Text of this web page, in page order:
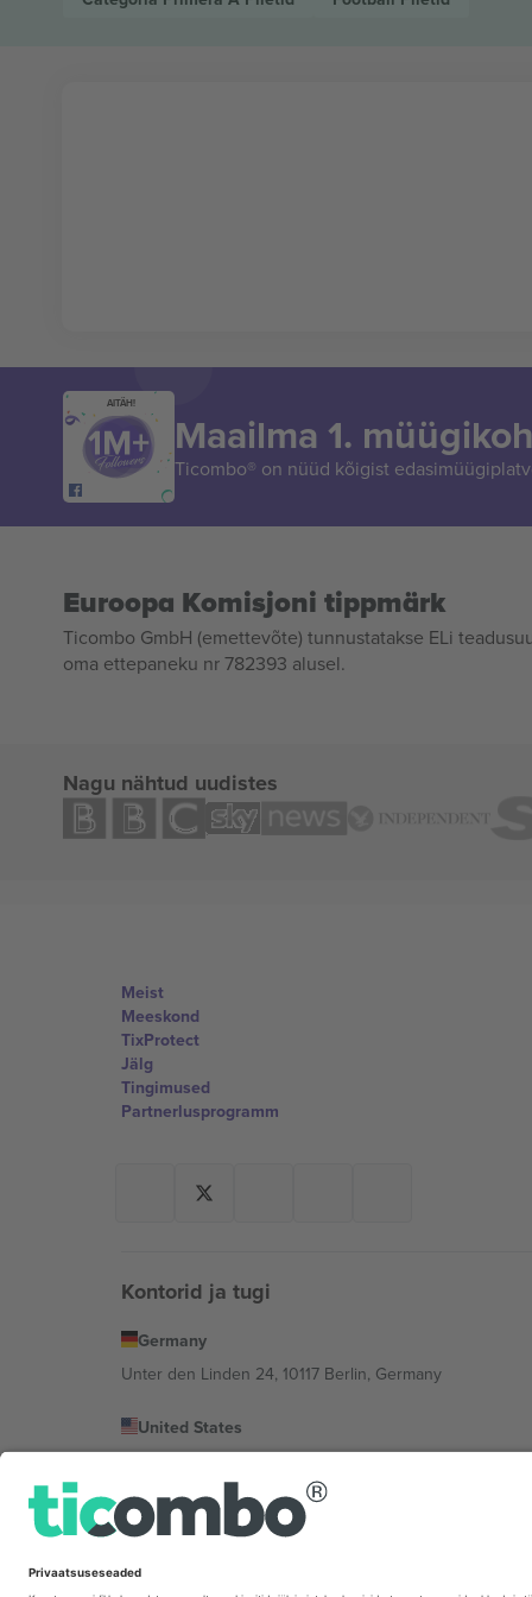
AITÄH!
Maailma 1.
Ticombo® on nüüd kõigist
Euroopa Komisjoni tippmärk
Ticombo GmbH (emettevõte) tunnustatakse ELi
oma ettepaneku nr 782393 alusel.
Nagu nähtud uudistes
Meist
Meeskond
TixProtect
Jälg
Tingimused
Partnerlusprogramm
Kontorid ja tugi
Germany
Unter den Linden 24, 10117 Berlin, Germany
United States
131 Continental Dr, Suite 305, Newark, Delaware 19713,
Bulgaria